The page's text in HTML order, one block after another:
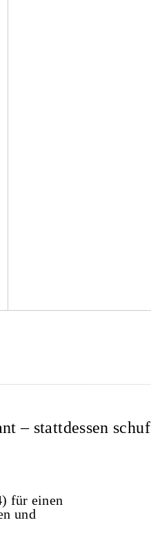
– stattdessen schuf
für einen
und